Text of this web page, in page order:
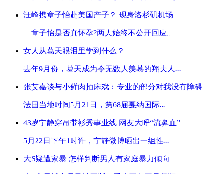
汪峰携章子怡赴美国产子？ 现身洛杉矶机场
章子怡是否真怀孕?两人始终不公开回应。 ...
女人从葛天眼泪里学到什么？
去年9月份，葛天成为令无数人羡慕的翔夫人 ...
张艾嘉谈与小鲜肉拍床戏：专业的部分对我没有障碍
法国当地时间5月21日，第68届戛纳国际...
43岁宁静穿吊带衫秀事业线 网友大呼“流鼻血”
5月22日下午1时许，宁静微博晒出一组性...
大S疑遭家暴 怎样判断男人有家庭暴力倾向